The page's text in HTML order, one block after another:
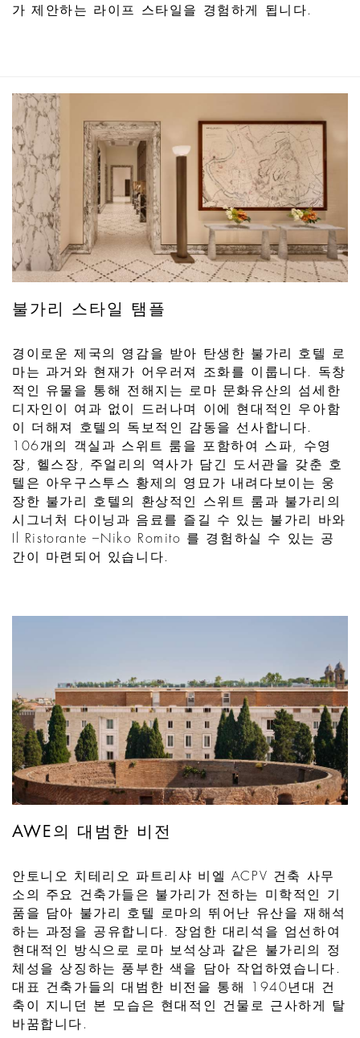
가 제안하는 라이프 스타일을 경험하게 됩니다.
불가리 스타일 탬플
경이로운 제국의 영감을 받아 탄생한 불가리 호텔 로
마는 과거와 현재가 어우러져 조화를 이룹니다. 독창
적인 유물을 통해 전해지는 로마 문화유산의 섬세한
디자인이 여과 없이 드러나며 이에 현대적인 우아함
이 더해져 호텔의 독보적인 감동을 선사합니다.
106개의 객실과 스위트 룸을 포함하여 스파, 수영
장, 헬스장, 주얼리의 역사가 담긴 도서관을 갖춘 호
텔은 아우구스투스 황제의 영묘가 내려다보이는 웅
장한 불가리 호텔의 환상적인 스위트 룸과 불가리의
시그너처 다이닝과 음료를 즐길 수 있는 불가리 바와
Il Ristorante –Niko Romito 를 경험하실 수 있는 공
간이 마련되어 있습니다.
AWE의 대범한 비전
안토니오 치테리오 파트리샤 비엘 ACPV 건축 사무
소의 주요 건축가들은 불가리가 전하는 미학적인 기
품을 담아 불가리 호텔 로마의 뛰어난 유산을 재해석
하는 과정을 공유합니다. 장엄한 대리석을 엄선하여
현대적인 방식으로 로마 보석상과 같은 불가리의 정
체성을 상징하는 풍부한 색을 담아 작업하였습니다.
대표 건축가들의 대범한 비전을 통해 1940년대 건
축이 지니던 본 모습은 현대적인 건물로 근사하게 탈
바꿈합니다.